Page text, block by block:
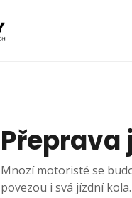
Mnozí motoristé se
povezou i svá jízdní